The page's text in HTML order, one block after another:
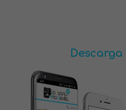
Descarga